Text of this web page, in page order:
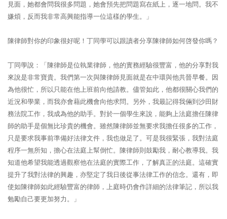
見面，她都會問我很多問題，她會預先把問題寫在紙上，逐一地問。我不
嫌煩，反而我非常高興能指導一位這樣的學生。」
陳律師對你的印象很好呢！丁同學可以跟讀者分享陳律師如何啓發你嗎？
丁同學說：「陳律師是位執業律師，他的實務經驗很豐富，他的分享對我
來說是非常寶貴。我們第一次與陳律師見面就是在中環與他共晉早餐。因
為他很忙，所以只能在他上班前向他請教。儘管如此，他都很關心我們的
近況和學業，而我亦會藉此機會向他求問。另外，我最記得我倆到沙田財
務法院工作，我成為他的助手。對於一個學生來說，能夠上法庭擔任陳律
師的助手是個無比珍貴的機會。雖然陳律師並無要求我擔任很多的工作，
只是要求我事前準備好法律文件，我也做足了。可是我很緊張，我對法庭
程序一無所知，擔心在法庭上幫倒忙。陳律師則鼓勵我，耐心教導我。我
知道他希望我能透過觀察他在法庭的實際工作，了解真正的法庭。這確實
提升了我對法律的興趣，亦堅定了我日後從事法律工作的信念。還有，即
使如陳律師如此經驗豐富的律師，上庭時仍會作詳細的法律筆記，所以我
勉勵自己要更加努力。」